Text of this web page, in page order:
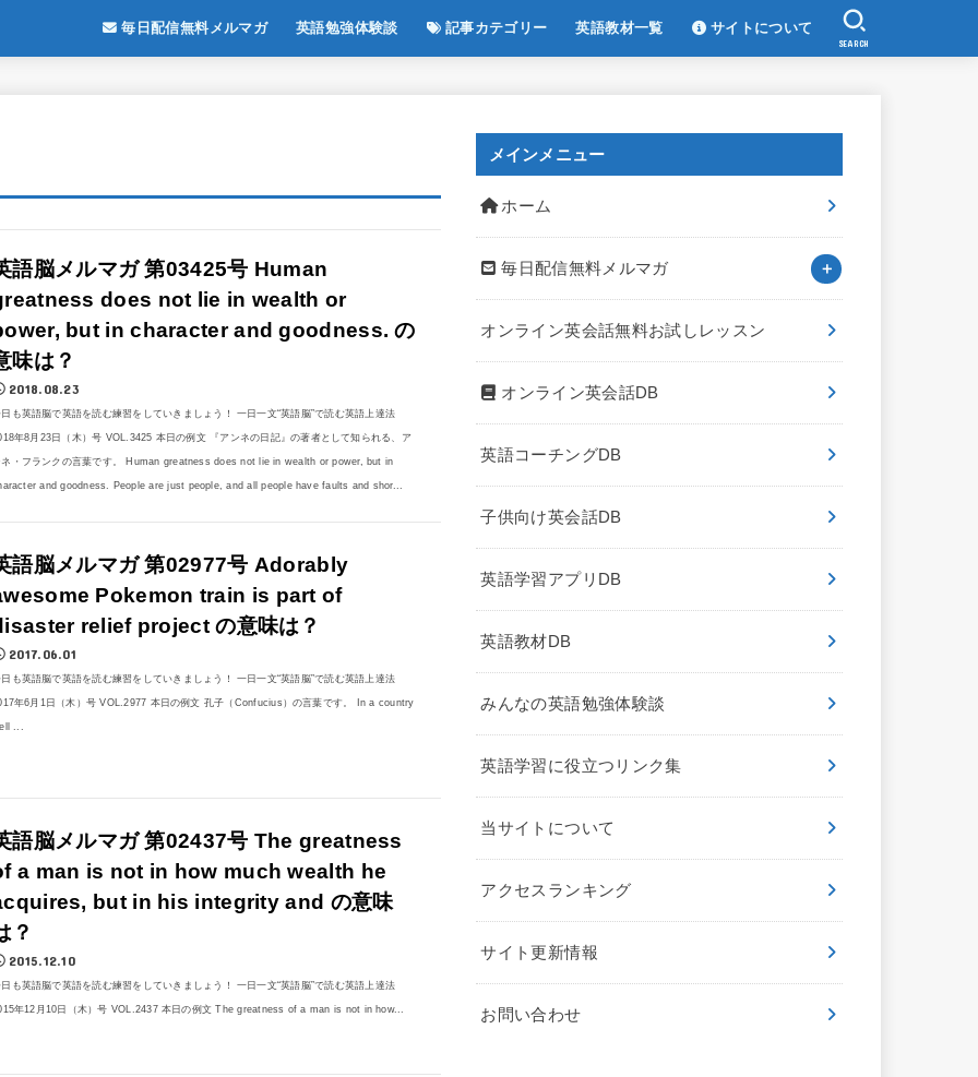
毎日配信無料メルマガ 英語勉強体験談 記事カテゴリー 英語教材一覧 サイトについて
SEARCH
語脳メルマガ 第03425号 Human
does not lie in wealth or
but in character and goodness. の
味は？
2018.08.23
も英語脳で英語を読む練習をしていきましょう！ 一日一文“英語脳”で読む英語上達法
年8月23日（木）号 VOL.3425 本日の例文 『アンネの日記』の著者として知られる、ア
ネ・フランクの言葉です。 Human greatness does not lie in wealth or power, but in
and goodness. People are just people, and all people have faults and shor...
語脳メルマガ 第02977号 Adorably
Pokemon train is part of
relief project の意味は？
2017.06.01
も英語脳で英語を読む練習をしていきましょう！ 一日一文“英語脳”で読む英語上達法
年6月1日（木）号 VOL.2977 本日の例文 孔子（Confucius）の言葉です。 In a country
...
語脳メルマガ 第02437号 The greatness
a man is not in how much wealth he
but in his integrity and の意味
？
2015.12.10
も英語脳で英語を読む練習をしていきましょう！ 一日一文“英語脳”で読む英語上達法
年12月10日（木）号 VOL.2437 本日の例文 The greatness of a man is not in how...
メインメニュー
ホーム
毎日配信無料メルマガ
オンライン英会話無料お試しレッスン
オンライン英会話DB
英語コーチングDB
子供向け英会話DB
英語学習アプリDB
英語教材DB
みんなの英語勉強体験談
英語学習に役立つリンク集
当サイトについて
アクセスランキング
サイト更新情報
お問い合わせ